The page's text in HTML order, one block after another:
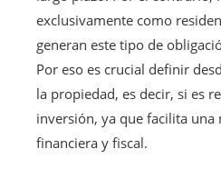
exclusivamente como
generan este tipo de
Por eso es crucial definir
la propiedad, es decir, si es
inversión, ya que facilita
financiera y fiscal.